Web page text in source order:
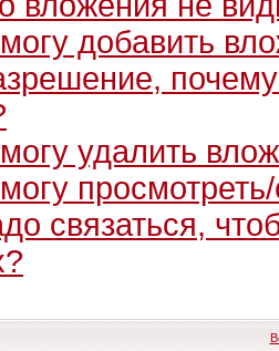
добавить
удалить
связаться,